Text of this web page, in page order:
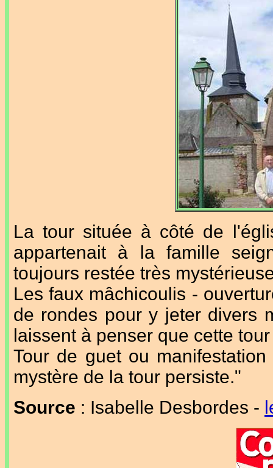
La tour située à côté de
appartenait à la famille
toujours restée très
Les faux mâchicoulis -
de rondes pour y jeter divers
laissent à penser que cette
Tour de guet ou
mystère de la tour persiste."
Source : Isabelle Desbordes -